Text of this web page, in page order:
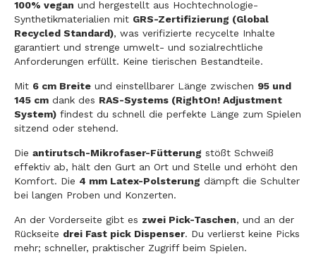
100% vegan und hergestellt aus Hochtechnologie-
Synthetikmaterialien mit GRS-Zertifizierung (Global
Recycled Standard), was verifizierte recycelte Inhalte
garantiert und strenge umwelt- und sozialrechtliche
Anforderungen erfüllt. Keine tierischen Bestandteile.
Mit 6 cm Breite und einstellbarer Länge zwischen 95 und
145 cm dank des RAS-Systems (RightOn! Adjustment
System) findest du schnell die perfekte Länge zum Spielen
sitzend oder stehend.
Die antirutsch-Mikrofaser-Fütterung stößt Schweiß
effektiv ab, hält den Gurt an Ort und Stelle und erhöht den
Komfort. Die 4 mm Latex-Polsterung dämpft die Schulter
bei langen Proben und Konzerten.
An der Vorderseite gibt es zwei Pick-Taschen, und an der
Rückseite drei Fast pick Dispenser. Du verlierst keine Picks
mehr; schneller, praktischer Zugriff beim Spielen.